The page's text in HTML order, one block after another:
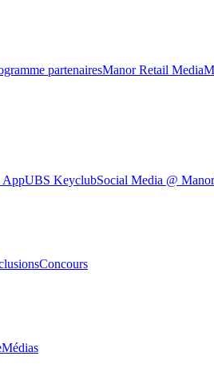
partenairesManor Retail Media
AppUBS KeyclubSocial Media @ Manor
Concours
Médias